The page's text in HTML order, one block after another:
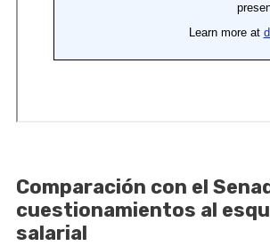
Comparación con el
cuestionamientos al
salarial